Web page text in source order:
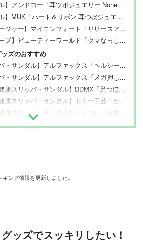
ンドコー「耳ツボジュエリー None collection(B917-01)」
MUK「ハート＆リボン 耳つぼジュエリー ゴールド」
ャー】マイコンフォート「リリースアイ ブラック」
プ】ビューティーワールド「クマなっしー」
ッズのおすすめ
ル】アルファックス「ヘルシールームサンダル fumippa（01 メガ）」
ル】アルファックス「メガ押しふみっぱ(ピンク・グイグイインソール)」
リッパ・サンダル】DDMX「足つぼマッサージサンダル」
リッパ・サンダル】トミー工芸「からだにい岩スリッパ」
スリッパ・サンダル】イイクル「健康サンダル」
ライオン「休足時間 ツボ刺激ジェルシート」
キング情報を更新しました。
ッズでスッキリしたい！